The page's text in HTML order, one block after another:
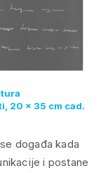
20 x 35 cm cad.
događa kada
i postane